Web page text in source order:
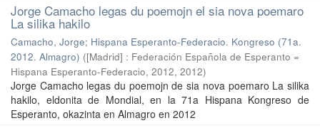
Jorge Camacho legas du poemojn el sia nova poemaro
La silika hakilo
Camacho, Jorge; Hispana Esperanto-Federacio. Kongreso (71a.
2012. Almagro) ([Madrid] : Federación Española de Esperanto =
Hispana Esperanto-Federacio, 2012, 2012)
Jorge Camacho legas du poemojn de sia nova poemaro La silika
hakilo, eldonita de Mondial, en la 71a Hispana Kongreso de
Esperanto, okazinta en Almagro en 2012